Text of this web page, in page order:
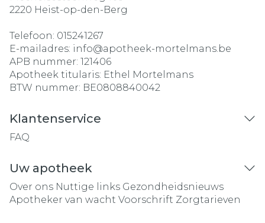
2220 Heist-op-den-Berg
Telefoon: 015241267
E-mailadres: info@apotheek-mortelmans.be
APB nummer: 121406
Apotheek titularis: Ethel Mortelmans
BTW nummer: BE0808840042
Klantenservice
FAQ
Uw apotheek
Over ons Nuttige links Gezondheidsnieuws
Apotheker van wacht Voorschrift Zorgtarieven